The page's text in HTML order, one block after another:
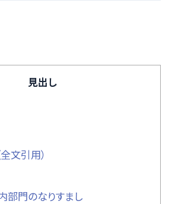
見出し
文引用）
部門のなりすまし